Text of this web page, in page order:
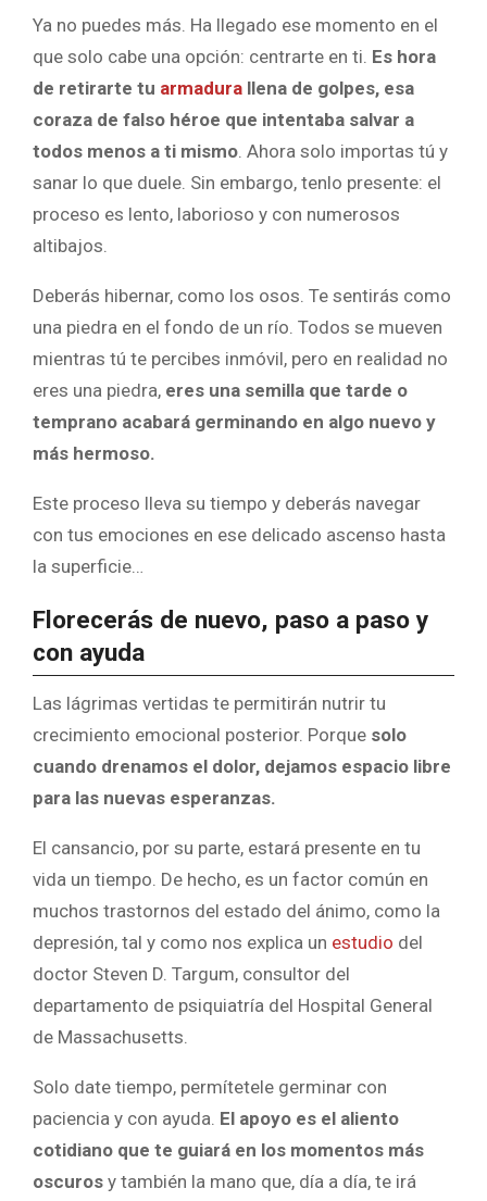
Ya no puedes más. Ha llegado ese momento en el
que solo cabe una opción: centrarte en ti. Es hora
de retirarte tu armadura llena de golpes, esa
coraza de falso héroe que intentaba salvar a
todos menos a ti mismo . Ahora solo importas tú y
sanar lo que duele. Sin embargo, tenlo presente: el
proceso es lento, laborioso y con numerosos
altibajos.
Deberás hibernar, como los osos. Te sentirás como
una piedra en el fondo de un río. Todos se mueven
mientras tú te percibes inmóvil, pero en realidad no
eres una piedra, eres una semilla que tarde o
temprano acabará germinando en algo nuevo y
más hermoso.
Este proceso lleva su tiempo y deberás navegar
con tus emociones en ese delicado ascenso hasta
la superficie…
Florecerás de nuevo, paso a paso y
con ayuda
Las lágrimas vertidas te permitirán nutrir tu
crecimiento emocional posterior. Porque solo
cuando drenamos el dolor, dejamos espacio libre
para las nuevas esperanzas.
El cansancio, por su parte, estará presente en tu
vida un tiempo. De hecho, es un factor común en
muchos trastornos del estado del ánimo, como la
depresión, tal y como nos explica un estudio del
doctor Steven D. Targum, consultor del
departamento de psiquiatría del Hospital General
de Massachusetts.
Solo date tiempo, permítetele germinar con
paciencia y con ayuda. El apoyo es el aliento
cotidiano que te guiará en los momentos más
oscuros y también la mano que, día a día, te irá